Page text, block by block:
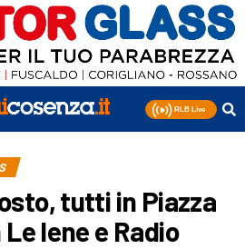
tutti in Piazza
Iene e Radio